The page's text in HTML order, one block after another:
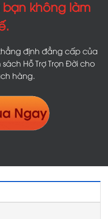
bạn không làm
định đẳng cấp của
Hỗ Trợ Trọn Đời cho
hàng.